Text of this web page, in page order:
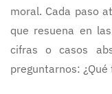
moral. Cada paso
que resuena en
cifras o casos
preguntarnos: